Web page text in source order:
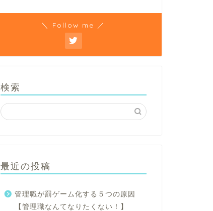
＼ Follow me ／
検索
最近の投稿
管理職が罰ゲーム化する５つの原因
【管理職なんてなりたくない！】